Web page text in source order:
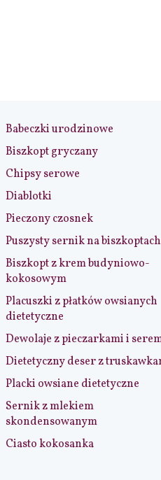
Babeczki urodzinowe
Biszkopt gryczany
Chipsy serowe
Diablotki
Pieczony czosnek
Puszysty sernik na biszkoptach
Biszkopt z krem budyniowo-
kokosowym
Placuszki z płatków owsianych
dietetyczne
Dewolaje z pieczarkami i
Dietetyczny deser z
Placki owsiane dietetyczne
Sernik z mlekiem
skondensowanym
Ciasto kokosanka